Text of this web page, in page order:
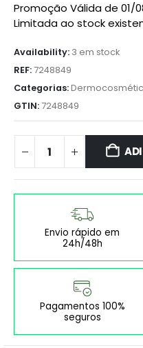
Promoção Válida de 01/
Limitada ao stock
Availability: 3 em stock
REF: 7248849
Categorias:
GTIN: 7248849
Envio rápido em
24h/48h
Pagamentos 100%
seguros